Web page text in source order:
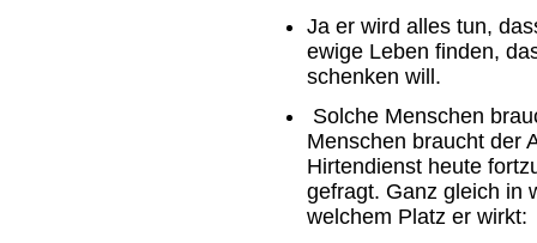
Ja er wird alles tun,
ewige Leben finden,
schenken will.
Solche Menschen
Menschen braucht der
Hirtendienst heute
gefragt. Ganz gleich in
welchem Platz er wirkt: